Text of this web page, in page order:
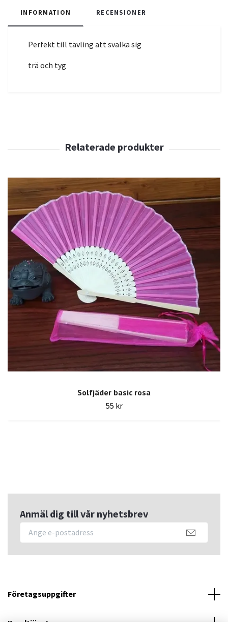
INFORMATION RECENSIONER
Perfekt till tävling att svalka sig
trä och tyg
Solfjäder basic rosa
55 kr
Anmäl dig till vår nyhetsbrev
Företagsuppgifter
Kundtjänst